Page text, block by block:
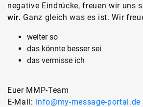
negative Eindrücke, freuen wir uns
wir. Ganz gleich was es ist. Wir
weiter so
das könnte besser sei
das vermisse ich
Euer MMP-Team
E-Mail: info@my-message-portal.de